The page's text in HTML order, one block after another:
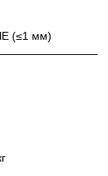
(≤1 мм)